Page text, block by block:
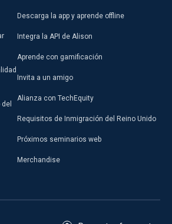
Descarga la app y aprende offline
Integra la API de Alison
Aprende con gamificación
Invita a un amigo
Alianza con TechEquity
Requisitos de Inmigración del Reino Unido
Próximos seminarios web
Merchandise